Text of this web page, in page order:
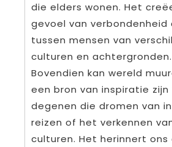
die elders wonen. Het
gevoel van verbondenheid
tussen mensen van
culturen en achtergronden.
Bovendien kan wereld
een bron van inspiratie zijn
degenen die dromen van
reizen of het verkennen
culturen. Het herinnert